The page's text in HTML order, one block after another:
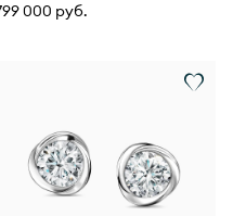
000 руб.